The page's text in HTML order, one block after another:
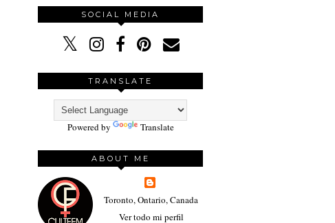
SOCIAL MEDIA
TRANSLATE
Powered by Translate
ABOUT ME
Toronto, Ontario, Canada
Ver todo mi perfil